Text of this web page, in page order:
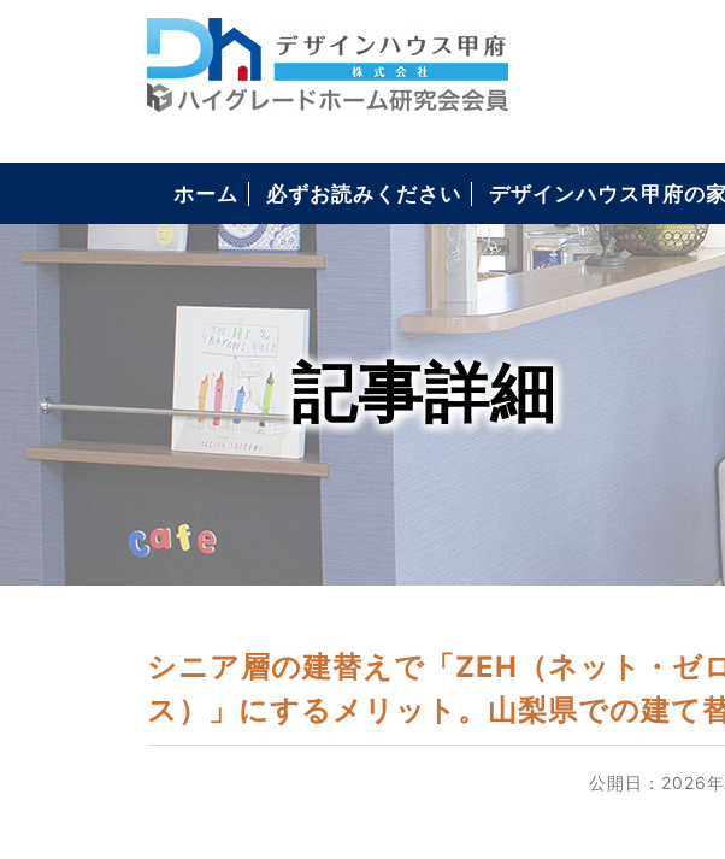
ホーム 必ずお読みください デザインハウス甲府の
構造・仕様について
4つの高性能
安心の保証制度
住まいづくりの流れ
コミコミ価格について
住宅ローンFPでできるこ
記事詳細
シニア層の建替えで「ZEH（ネット・ゼ
ス）」にするメリット。山梨県での建て
公開日：2026